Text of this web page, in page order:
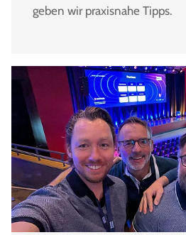
geben wir praxisnahe Tipps.